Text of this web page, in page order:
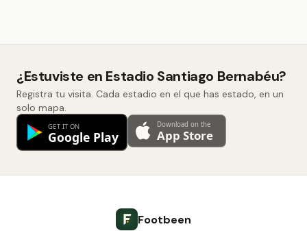
¿Estuviste en Estadio Santiago Bernabéu?
Registra tu visita. Cada estadio en el que has estado, en un
solo mapa.
Footbeen